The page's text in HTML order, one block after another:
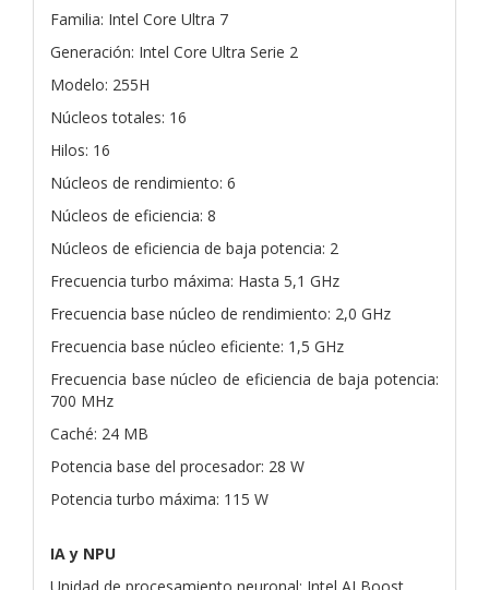
Familia: Intel Core Ultra 7
Generación: Intel Core Ultra Serie 2
Modelo: 255H
Núcleos totales: 16
Hilos: 16
Núcleos de rendimiento: 6
Núcleos de eficiencia: 8
Núcleos de eficiencia de baja potencia: 2
Frecuencia turbo máxima: Hasta 5,1 GHz
Frecuencia base núcleo de rendimiento: 2,0 GHz
Frecuencia base núcleo eficiente: 1,5 GHz
Frecuencia base núcleo de eficiencia de baja potencia:
700 MHz
Caché: 24 MB
Potencia base del procesador: 28 W
Potencia turbo máxima: 115 W
IA y NPU
Unidad de procesamiento neuronal: Intel AI Boost